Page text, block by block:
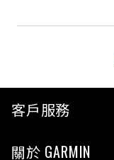
客戶服務
關於 GARMIN